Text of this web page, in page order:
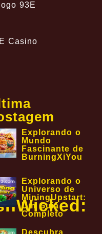
93E
Explorando o
Mundo
Fascinante de
BurningXiYou
Explorando o
Universo de
MiningUpstart:
Um Guia
Completo